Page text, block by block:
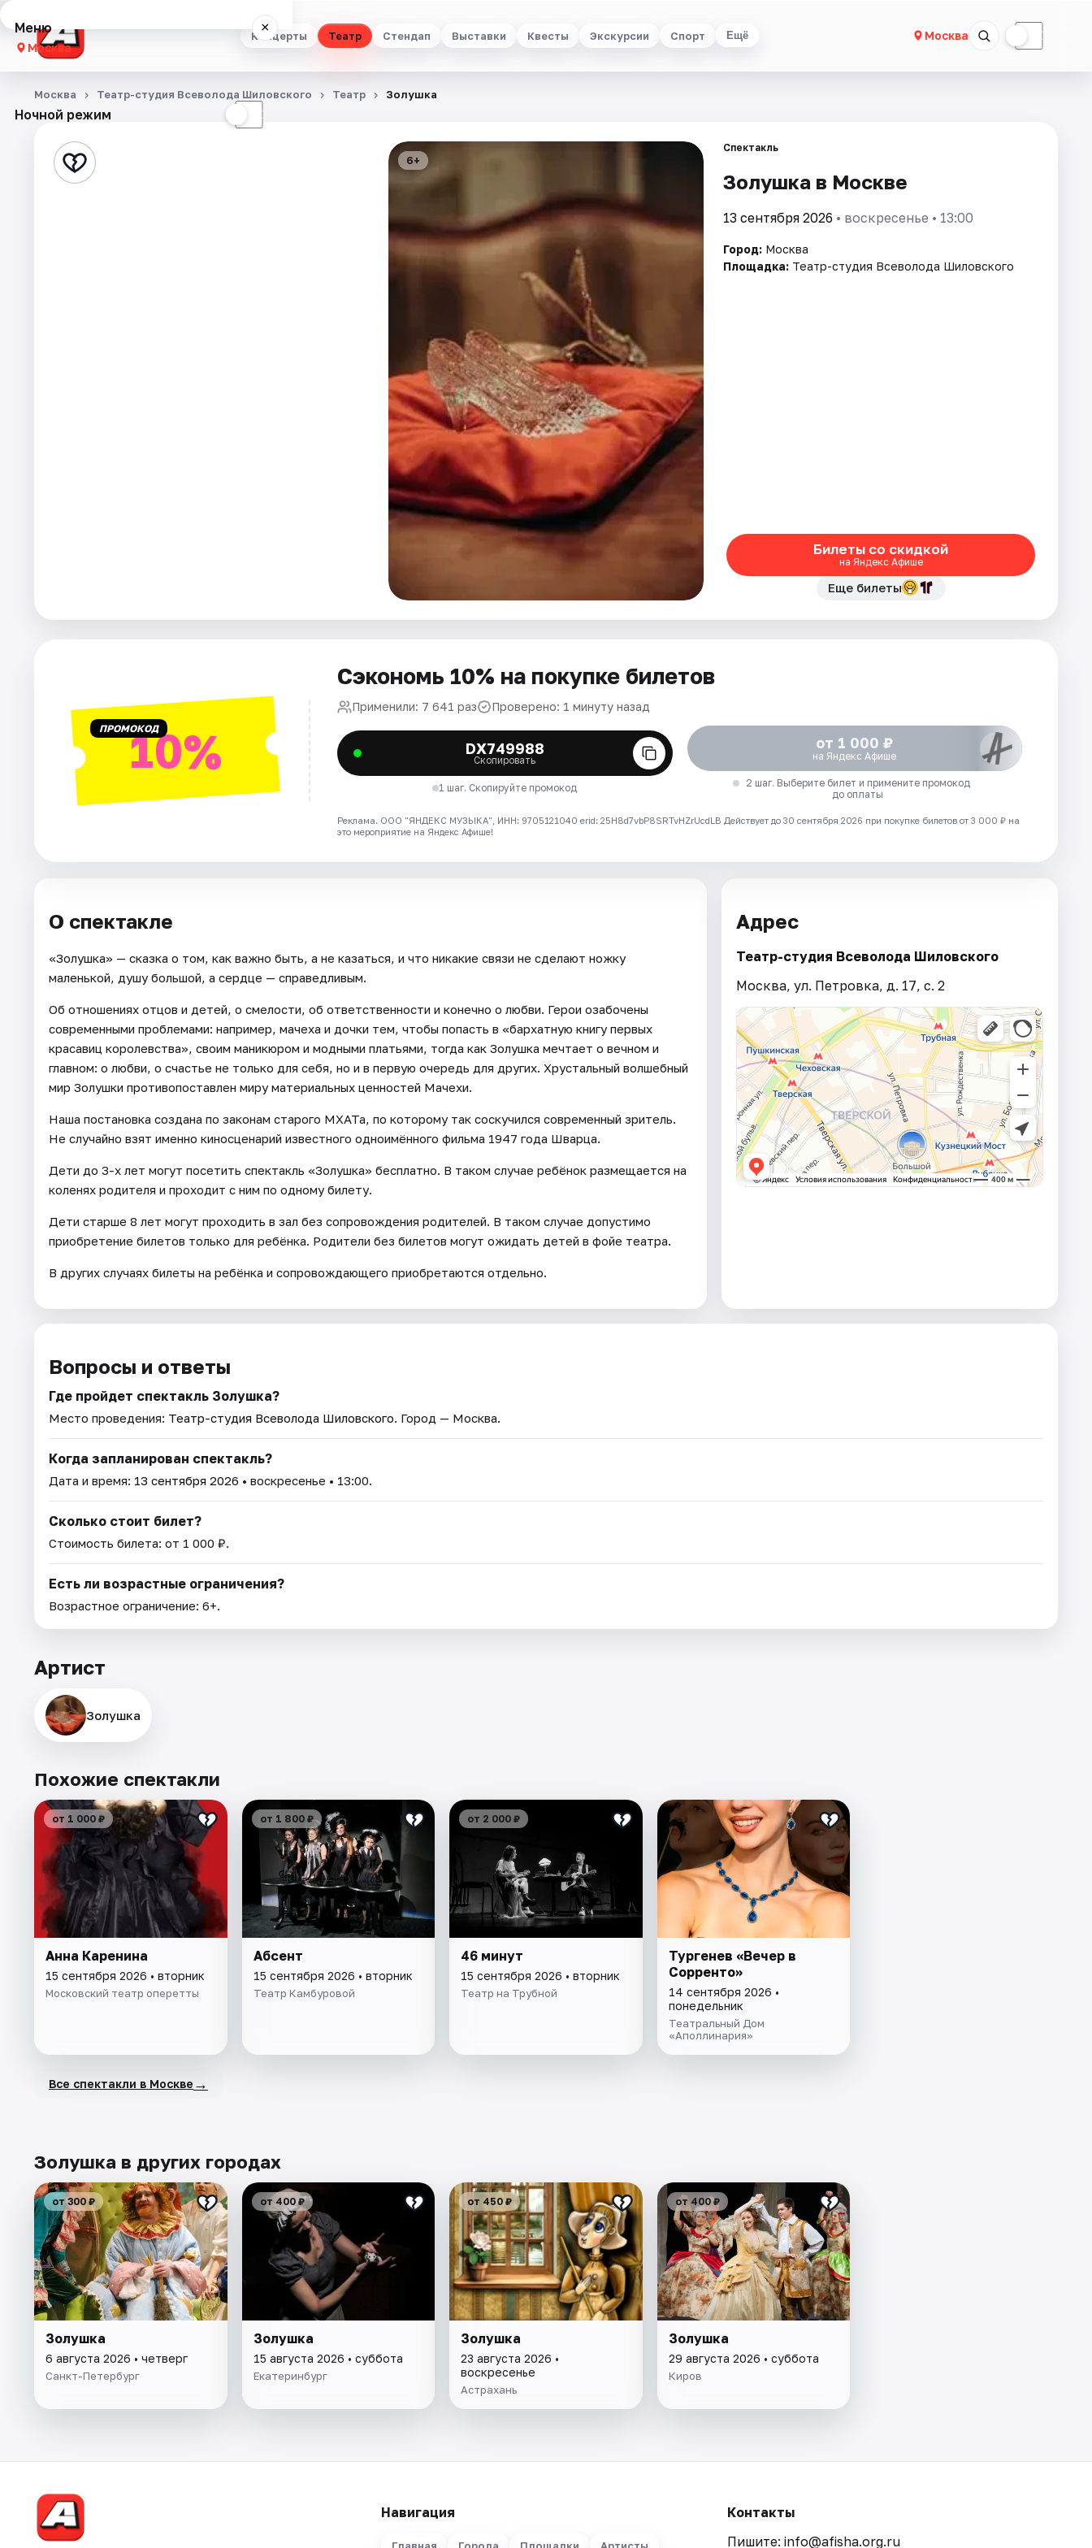
Концерты Театр Стендап Выставки Квесты Экскурсии Спорт Ещё Москва ☾
Меню ×
Москва
Концерты
Стендап
Ночной режим ☾
Москва Театр-студия Всеволода Шиловского Театр Золушка
6+
Спектакль
Золушка в Москве
13 сентября 2026 • воскресенье • 13:00
Город: Москва
Площадка: Театр-студия Всеволода Шиловского
Билеты со скидкой
на Яндекс Афише
Еще билеты
ПРОМОКОД10%
Сэкономь 10% на покупке билетов
Применили: 7 641 раз Проверено: 1 минуту назад
DX749988
Скопировать
1 шаг. Скопируйте промокод
от 1 000 ₽
на Яндекс Афише
2 шаг. Выберите билет и примените промокод
до оплаты
Реклама. ООО "ЯНДЕКС МУЗЫКА", ИНН: 9705121040 erid: 25H8d7vbP8SRTvHZrUcdLB Действует до 30 сентября 2026 при покупке билетов от 3 000 ₽ на
это мероприятие на Яндекс Афише!
О спектакле
«Золушка» — сказка о том, как важно быть, а не казаться, и что никакие связи не сделают ножку
маленькой, душу большой, а сердце — справедливым.
Об отношениях отцов и детей, о смелости, об ответственности и конечно о любви. Герои озабочены
современными проблемами: например, мачеха и дочки тем, чтобы попасть в «бархатную книгу первых
красавиц королевства», своим маникюром и модными платьями, тогда как Золушка мечтает о вечном и
главном: о любви, о счастье не только для себя, но и в первую очередь для других. Хрустальный волшебный
мир Золушки противопоставлен миру материальных ценностей Мачехи.
Наша постановка создана по законам старого МХАТа, по которому так соскучился современный зритель.
Не случайно взят именно киносценарий известного одноимённого фильма 1947 года Шварца.
Дети до 3-х лет могут посетить спектакль «Золушка» бесплатно. В таком случае ребёнок размещается на
коленях родителя и проходит с ним по одному билету.
Дети старше 8 лет могут проходить в зал без сопровождения родителей. В таком случае допустимо
приобретение билетов только для ребёнка. Родители без билетов могут ожидать детей в фойе театра.
В других случаях билеты на ребёнка и сопровождающего приобретаются отдельно.
Адрес
Театр-студия Всеволода Шиловского
Москва, ул. Петровка, д. 17, с. 2
Вопросы и ответы
Где пройдет спектакль Золушка?
Место проведения: Театр-студия Всеволода Шиловского. Город — Москва.
Когда запланирован спектакль?
Дата и время: 13 сентября 2026 • воскресенье • 13:00.
Сколько стоит билет?
Стоимость билета: от 1 000 ₽.
Есть ли возрастные ограничения?
Возрастное ограничение: 6+.
Артист
Золушка
Похожие спектакли
от 1 000 ₽
Анна Каренина
15 сентября 2026 • вторник
Московский театр оперетты
от 1 800 ₽
Абсент
15 сентября 2026 • вторник
Театр Камбуровой
от 2 000 ₽
46 минут
15 сентября 2026 • вторник
Театр на Трубной
Тургенев «Вечер в
Сорренто»
14 сентября 2026 •
понедельник
Театральный Дом
«Аполлинария»
Все спектакли в Москве →
Золушка в других городах
от 300 ₽
Золушка
6 августа 2026 • четверг
Санкт-Петербург
от 400 ₽
Золушка
15 августа 2026 • суббота
Екатеринбург
от 450 ₽
Золушка
23 августа 2026 •
воскресенье
Астрахань
от 400 ₽
Золушка
29 августа 2026 • суббота
Киров
Навигация
Контакты
Пишите: info@afisha.org.ru